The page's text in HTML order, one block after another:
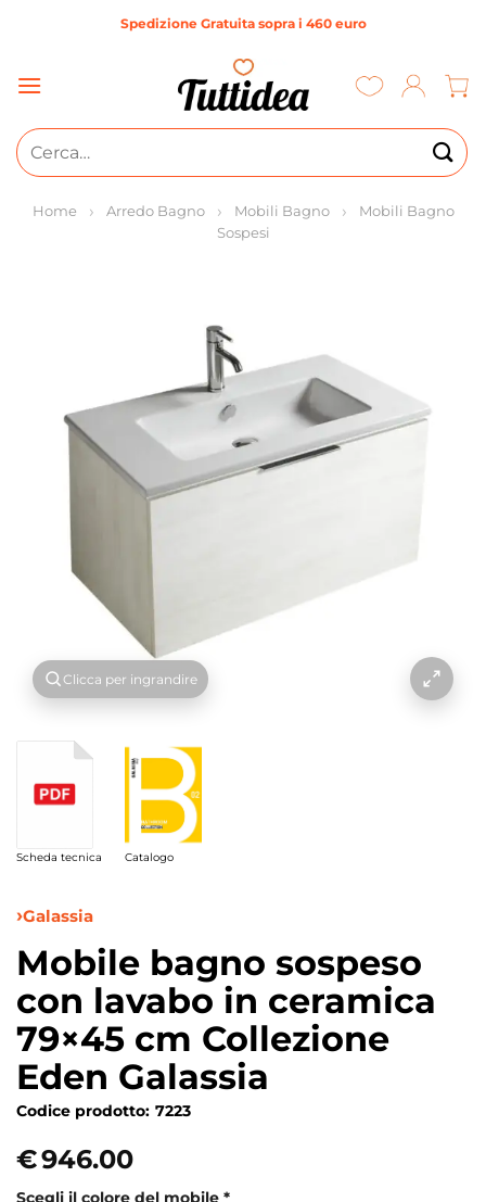
Spedizione Gratuita sopra i 460 euro
Cerca:
Home Arredo Bagno Mobili Bagno
Mobili Bagno
Sospesi
Clicca per ingrandire
Scheda tecnica Catalogo
Galassia
Mobile bagno sospeso
con lavabo in ceramica
79×45 cm Collezione
Eden Galassia
Codice prodotto: 7223
€946.00
Scegli il colore del mobile *